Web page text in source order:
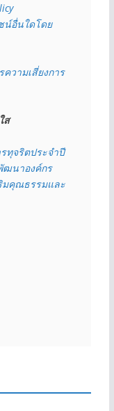
น์อื่นใดโดย
วามเสี่ยงการ
ส
ทุจริตประจำปี
ฒนาองค์กร
มคุณธรรมและ